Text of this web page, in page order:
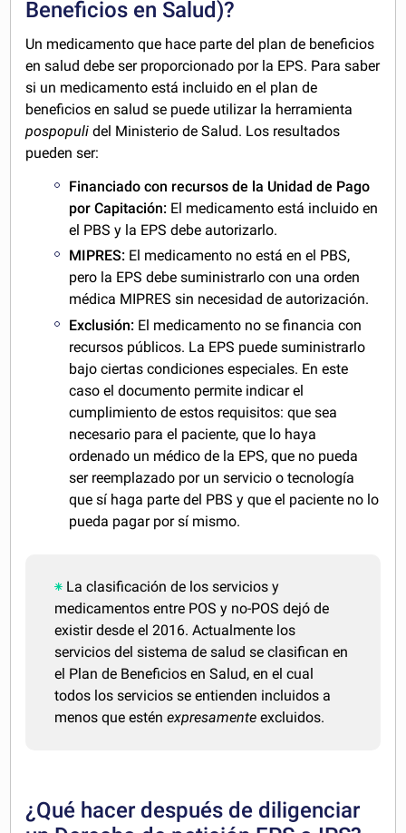
Beneficios en Salud)?
Un medicamento que hace parte del plan de beneficios
en salud debe ser proporcionado por la EPS. Para saber
si un medicamento está incluido en el plan de
beneficios en salud se puede utilizar la herramienta
pospopuli del Ministerio de Salud. Los resultados
pueden ser:
Financiado con recursos de la Unidad de Pago
por Capitación: El medicamento está incluido en
el PBS y la EPS debe autorizarlo.
MIPRES: El medicamento no está en el PBS,
pero la EPS debe suministrarlo con una orden
médica MIPRES sin necesidad de autorización.
Exclusión: El medicamento no se financia con
recursos públicos. La EPS puede suministrarlo
bajo ciertas condiciones especiales. En este
caso el documento permite indicar el
cumplimiento de estos requisitos: que sea
necesario para el paciente, que lo haya
ordenado un médico de la EPS, que no pueda
ser reemplazado por un servicio o tecnología
que sí haga parte del PBS y que el paciente no lo
pueda pagar por sí mismo.
La clasificación de los servicios y
medicamentos entre POS y no-POS dejó de
existir desde el 2016. Actualmente los
servicios del sistema de salud se clasifican en
el Plan de Beneficios en Salud, en el cual
todos los servicios se entienden incluidos a
menos que esténexpresamente excluidos.
¿Qué hacer después de diligenciar